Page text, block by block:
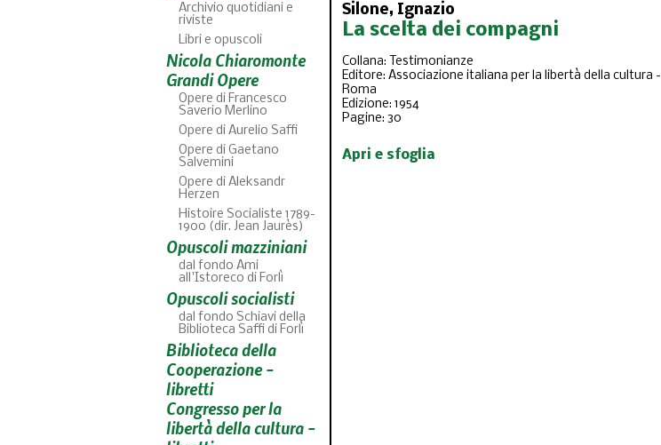
Archivio quotidiani e
riviste
Libri e opuscoli
Nicola Chiaromonte
Grandi Opere
Opere di Francesco
Saverio Merlino
Opere di Aurelio Saffi
Opere di Gaetano
Salvemini
Opere di Aleksandr
Herzen
Histoire Socialiste 1789-
1900 (dir. Jean Jaurès)
Opuscoli mazziniani
dal fondo Ami
all'Istoreco di Forlì
Opuscoli socialisti
dal fondo Schiavi della
Biblioteca Saffi di Forlì
Biblioteca della
Cooperazione -
libretti
Congresso per la
libertà della cultura -
Silone, Ignazio
La scelta dei compagni
Collana: Testimonianze
Editore: Associazione italiana per la libertà della cultura -
Roma
Edizione: 1954
Pagine: 30
Apri e sfoglia